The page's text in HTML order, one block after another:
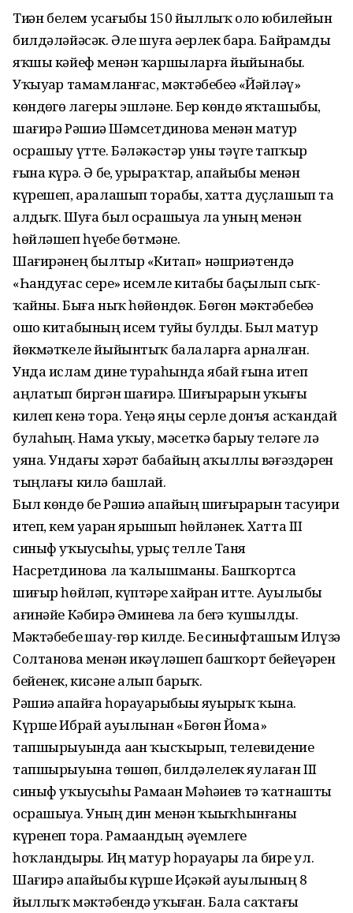
Тиҙҙән белем усағыбыҙ 150 йыллыҡ оло юбилейын
билдәләйәсәк. Әле шуға әҙерлек бара. Байрамды
яҡшы кәйеф менән ҡаршыларға йыйынабыҙ.
Уҡыуҙар тамамланғас, мәктәбебеҙҙә «Йәйләү»
көндөҙгө лагеры эшләне. Бер көндө яҡташыбыҙ,
шағирә Рәшиҙә Шәмсетдинова менән матур
осрашыу үтте. Бәләкәстәр уны тәүге тапҡыр
ғына күрә. Ә беҙ, ҙурыраҡтар, апайыбыҙ менән
күрешеп, аралашып торабыҙ, хатта дуҫлашып та
алдыҡ. Шуға был осрашыуҙа ла уның менән
һөйләшеп һүҙебеҙ бөтмәне.
Шағирәнең былтыр «Китап» нәшриәтендә
«Һандуғас сере» исемле китабы баҫылып сыҡ­
ҡайны. Быға ныҡ һөйөндөк. Бөгөн мәктәбебеҙҙә
ошо китабының исем туйы булды. Был матур
йөкмәткеле йыйынтыҡ балаларға арналған.
Унда ислам дине тураһында ябай ғына итеп
аңлатып биргән шағирә. Ши­ғыр­ҙарын уҡығы
килеп кенә тора. Үҙеңә яңы серле донъя асҡандай
булаһың. Намаҙ уҡыу, мәсеткә барыу теләге лә
уяна. Ундағы хәҙрәт бабайҙың аҡыллы вәғәздәрен
тыңлағы килә башлай.
Был көндө беҙ Рәшиҙә апай­ҙың шиғырҙарын тасуири
итеп, кем уҙарҙан ярышып һөйләнек. Хатта III
синыф уҡыусыһы, урыҫ телле Таня
Насретдинова ла ҡалышманы. Башҡортса
шиғыр һөйләп, күптәрҙе хайран итте. Ауылыбыҙ
ағинәйе Кәбирә Әминева ла беҙгә ҡушылды.
Мәктәбебеҙ шау-гөр килде. Беҙ синыфташым Илүзә
Солтанова менән икәүләшеп башҡорт бейеүҙәрен
бейенек, кисәне алып барҙыҡ.
Рәшиҙә апайға һорауҙарыбыҙҙы яуҙырҙыҡ ҡына.
Күрше Ибрай ауылынан «Бөгөн Йома»
тапшырыуында аҙан ҡысҡырып, телевидение
тапшырыуына төшөп, билдәлелек яулаған III
синыф уҡыусыһы Рамаҙан Мәһәҙиев тә ҡатнашты
осрашыуҙа. Уның дин менән ҡыҙыҡһынғаны
күренеп тора. Рамаҙандың әүҙемлеге
һоҡландырҙы. Иң матур һорауҙарҙы ла бирҙе ул.
Шағирә апайыбыҙ күрше Иҫәкәй ауылының 8
йыллыҡ мәктәбендә уҡыған. Бала саҡтағы